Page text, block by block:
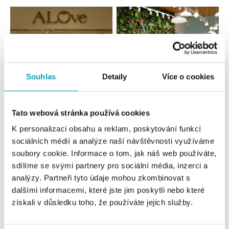
Souhlas Detaily Více o cookies
Tato webová stránka používá cookies
K personalizaci obsahu a reklam, poskytování funkcí
sociálních médií a analýze naší návštěvnosti využíváme
soubory cookie. Informace o tom, jak náš web používáte,
sdílíme se svými partnery pro sociální média, inzerci a
analýzy. Partneři tyto údaje mohou zkombinovat s
dalšími informacemi, které jste jim poskytli nebo které
získali v důsledku toho, že používáte jejich služby.
Všechny Česko Slovensko
ALOve OC Nový Smíchov, Praha 5
Plzeňská 8, 150 00 Praha 5 - Anděl
tel.: +420736509250
dnes otevřeno do 21:00
ALOve OC Olympia, Brno